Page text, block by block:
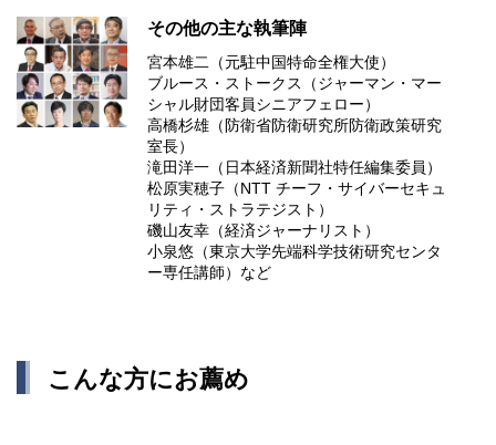
その他の主な執筆陣
宮本雄二（元駐中国特命全権大使）
ブルース・ストークス（ジャーマン・マー
シャル財団客員シニアフェロー）
高橋杉雄（防衛省防衛研究所防衛政策研究
室長）
滝田洋一（日本経済新聞社特任編集委員）
松原実穂子（NTT チーフ・サイバーセキュ
リティ・ストラテジスト）
磯山友幸（経済ジャーナリスト）
小泉悠（東京大学先端科学技術研究センタ
ー専任講師）など
こんな方にお薦め